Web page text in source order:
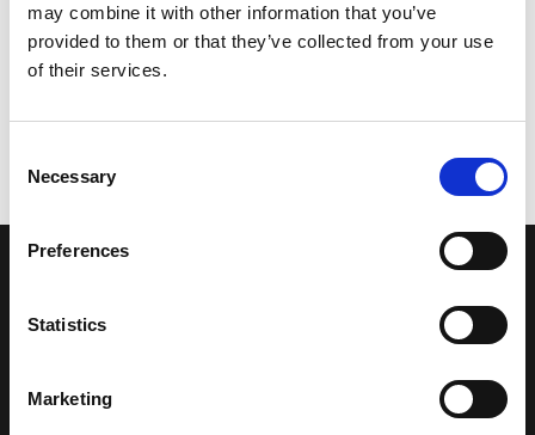
may combine it with other information that you’ve
provided to them or that they’ve collected from your use
of their services.
Selection
Necessary
Preferences
Statistics
Marketing
avuto modo di viaggiare e conoscere questa meravigliosa regione.
Una regione affascinante, densa di spiritualità che con i suoi